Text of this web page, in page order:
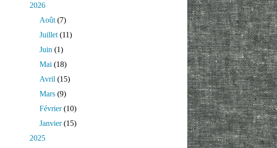
2026
Août (7)
Juillet (11)
Juin (1)
Mai (18)
Avril (15)
Mars (9)
Février(10)
Janvier(15)
2025